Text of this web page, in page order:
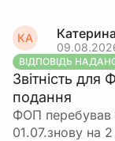
КА Катерина
ВІДПОВІДЬ
Звітність
подання
ФОП перебував
01.07.знову на